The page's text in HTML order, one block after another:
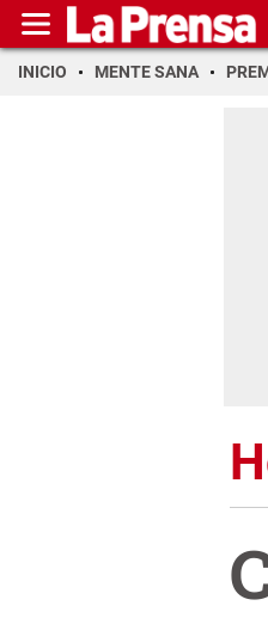
INICIO MENTE SANA